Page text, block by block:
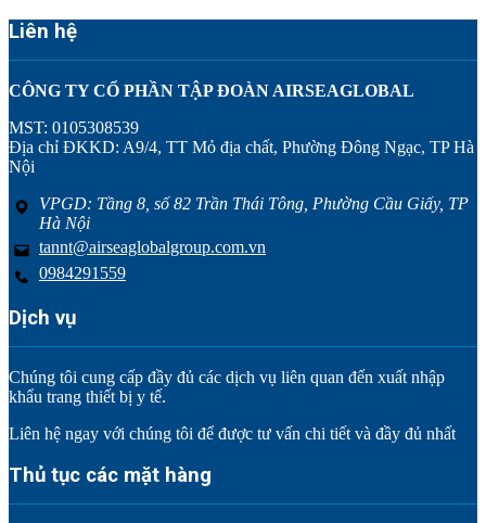
Liên hệ
CÔNG TY CỔ PHẦN TẬP ĐOÀN AIRSEAGLOBAL
MST: 0105308539
Địa chỉ ĐKKD: A9/4, TT Mỏ địa chất, Phường Đông Ngạc, TP Hà
Nội
VPGD: Tầng 8, số 82 Trần Thái Tông, Phường Cầu Giấy, TP
Hà Nội
tannt@airseaglobalgroup.com.vn
0984291559
Dịch vụ
Chúng tôi cung cấp đầy đủ các dịch vụ liên quan đến xuất nhập
khẩu trang thiết bị y tế.
Liên hệ ngay với chúng tôi để được tư vấn chi tiết và đầy đủ nhất
Thủ tục các mặt hàng